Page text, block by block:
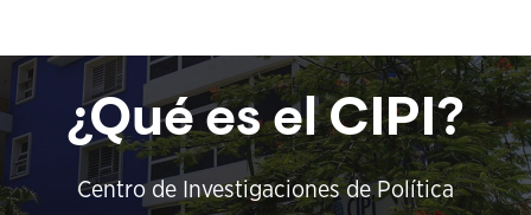
¿Qué es el CIPI?
Centro de Investigaciones de Política